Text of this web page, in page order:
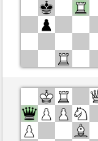
Wit
Zwart
RezaSd
Speelduur: 6